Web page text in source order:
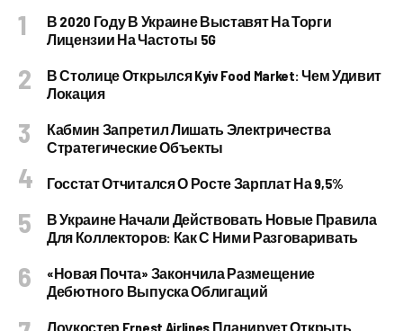
В 2020 Году В Украине Выставят На Торги
Лицензии На Частоты 5G
В Столице Открылся Kyiv Food Market: Чем Удивит
Локация
Кабмин Запретил Лишать Электричества
Стратегические Объекты
Госстат Отчитался О Росте Зарплат На 9,5%
В Украине Начали Действовать Новые Правила
Для Коллекторов: Как С Ними Разговаривать
«Новая Почта» Закончила Размещение
Дебютного Выпуска Облигаций
Лоукостер Ernest Airlines Планирует Открыть